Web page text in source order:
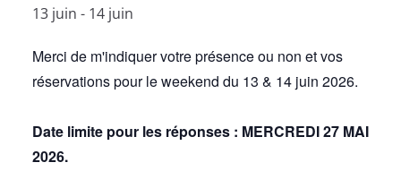
13 juin - 14 juin
Merci de m'indiquer votre présence ou non et vos
réservations pour le weekend du 13 & 14 juin 2026.
Date limite pour les réponses : MERCREDI 27 MAI
2026.